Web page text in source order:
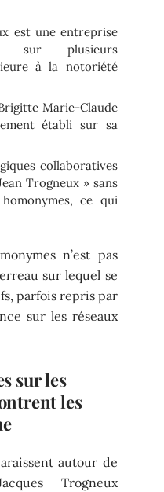
est une entreprise
sur plusieurs
à la notoriété
Marie-Claude
établi sur sa
collaboratives
Trogneux » sans
ce qui
n’est pas
sur lequel se
parfois repris par
sur les réseaux
sur les
les
autour de
Trogneux